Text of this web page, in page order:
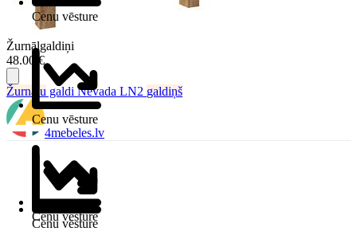
Žurnālgaldiņi
48.00 €
Žurnālu galdi Nevada LN2 galdiņš
4mebeles.lv
Cenu vēsture
Cenu vēsture
Cenu vēsture
Cenu vēsture